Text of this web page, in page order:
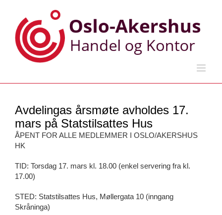
content
Avdelingas årsmøte avholdes 17.
mars på Statstilsattes Hus
ÅPENT FOR ALLE MEDLEMMER I OSLO/AKERSHUS
HK
TID: Torsdag 17. mars kl. 18.00 (enkel servering fra kl.
17.00)
STED: Statstilsattes Hus, Møllergata 10 (inngang
Skråninga)